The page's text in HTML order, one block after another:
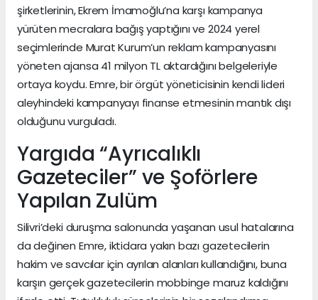
şirketlerinin, Ekrem İmamoğlu’na karşı kampanya
yürüten mecralara bağış yaptığını ve 2024 yerel
seçimlerinde Murat Kurum’un reklam kampanyasını
yöneten ajansa 41 milyon TL aktardığını belgeleriyle
ortaya koydu. Emre, bir örgüt yöneticisinin kendi lideri
aleyhindeki kampanyayı finanse etmesinin mantık dışı
olduğunu vurguladı.
Yargıda “Ayrıcalıklı
Gazeteciler” ve Şoförlere
Yapılan Zulüm
Silivri’deki duruşma salonunda yaşanan usul hatalarına
da değinen Emre, iktidara yakın bazı gazetecilerin
hakim ve savcılar için ayrılan alanları kullandığını, buna
karşın gerçek gazetecilerin mobbinge maruz kaldığını